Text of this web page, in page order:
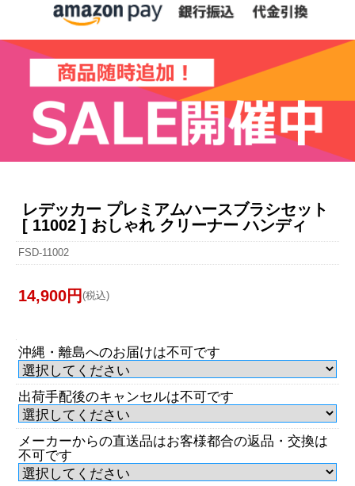
レデッカー プレミアムハースブラシセット
[ 11002 ] おしゃれ クリーナー ハンディ
FSD-11002
14,900円 (税込)
沖縄・離島へのお届けは不可です
出荷手配後のキャンセルは不可です
メーカーからの直送品はお客様都合の返品・交換は
不可です